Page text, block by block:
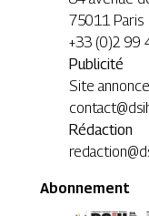
75011 Paris
+33 (0)2 99
Publicité
Site
Rédaction
Abonnement